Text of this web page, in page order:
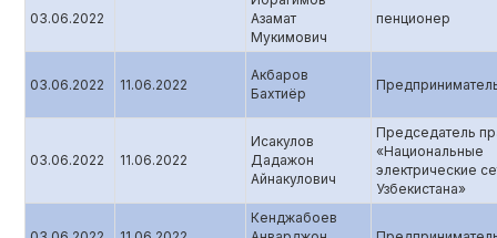
03.06.2022
Азамат
Мукимович
пенционер
03.06.2022 11.06.2022
Акбаров
Бахтиёр
03.06.2022 11.06.2022
Исакулов
Дадажон
Айнакулович
Председатель
«Национальные
электрические
Узбекистана»
Кенджабоев